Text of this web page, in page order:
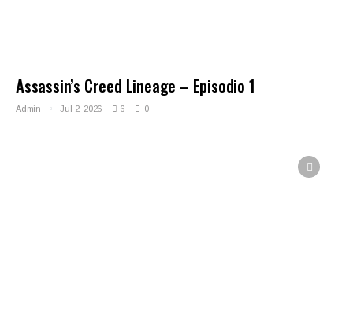
Assassin’s Creed Lineage – Episodio 1
Admin Jul 2, 2026 6 0